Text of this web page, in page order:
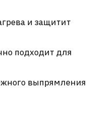
и защитит
подходит для
выпрямления